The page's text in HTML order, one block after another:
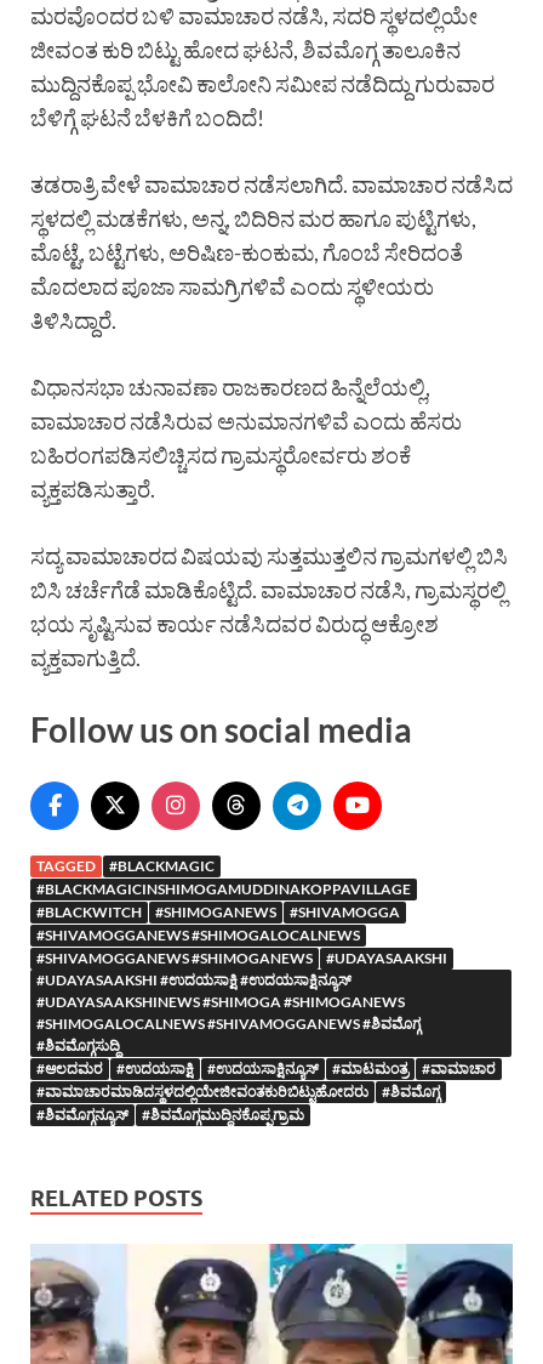
ಮರವೊಂದರ ಬಳಿ ವಾಮಾಚಾರ ನಡೆಸಿ, ಸದರಿ ಸ್ಥಳದಲ್ಲಿಯೇ
ಜೀವಂತ ಕುರಿ ಬಿಟ್ಟು ಹೋದ ಘಟನೆ, ಶಿವಮೊಗ್ಗ ತಾಲೂಕಿನ
ಮುದ್ದಿನಕೊಪ್ಪ ಭೋವಿ ಕಾಲೋನಿ ಸಮೀಪ ನಡೆದಿದ್ದು ಗುರುವಾರ
ಬೆಳಿಗ್ಗೆ ಘಟನೆ ಬೆಳಕಿಗೆ ಬಂದಿದೆ!
ತಡರಾತ್ರಿ ವೇಳೆ ವಾಮಾಚಾರ ನಡೆಸಲಾಗಿದೆ. ವಾಮಾಚಾರ ನಡೆಸಿದ
ಸ್ಥಳದಲ್ಲಿ ಮಡಕೆಗಳು, ಅನ್ನ, ಬಿದಿರಿನ ಮರ ಹಾಗೂ ಪುಟ್ಟಿಗಳು,
ಮೊಟ್ಟೆ, ಬಟ್ಟೆಗಳು, ಅರಿಷಿಣ-ಕುಂಕುಮ, ಗೊಂಬೆ ಸೇರಿದಂತೆ
ಮೊದಲಾದ ಪೂಜಾ ಸಾಮಗ್ರಿಗಳಿವೆ ಎಂದು ಸ್ಥಳೀಯರು
ತಿಳಿಸಿದ್ದಾರೆ.
ವಿಧಾನಸಭಾ ಚುನಾವಣಾ ರಾಜಕಾರಣದ ಹಿನ್ನೆಲೆಯಲ್ಲಿ,
ವಾಮಾಚಾರ ನಡೆಸಿರುವ ಅನುಮಾನಗಳಿವೆ ಎಂದು ಹೆಸರು
ಬಹಿರಂಗಪಡಿಸಲಿಚ್ಚಿಸದ ಗ್ರಾಮಸ್ಥರೋರ್ವರು ಶಂಕೆ
ವ್ಯಕ್ತಪಡಿಸುತ್ತಾರೆ.
ಸದ್ಯ ವಾಮಾಚಾರದ ವಿಷಯವು ಸುತ್ತಮುತ್ತಲಿನ ಗ್ರಾಮಗಳಲ್ಲಿ ಬಿಸಿ
ಬಿಸಿ ಚರ್ಚೆಗೆಡೆ ಮಾಡಿಕೊಟ್ಟಿದೆ. ವಾಮಾಚಾರ ನಡೆಸಿ, ಗ್ರಾಮಸ್ಥರಲ್ಲಿ
ಭಯ ಸೃಷ್ಟಿಸುವ ಕಾರ್ಯ ನಡೆಸಿದವರ ವಿರುದ್ಧ ಆಕ್ರೋಶ
ವ್ಯಕ್ತವಾಗುತ್ತಿದೆ.
Follow us on social media
TAGGED
#BLACKMAGIC
#BLACKMAGICINSHIMOGAMUDDINAKOPPAVILLAGE
#BLACKWITCH
#SHIMOGANEWS
#SHIVAMOGGA
#SHIVAMOGGANEWS #SHIMOGALOCALNEWS
#SHIVAMOGGANEWS #SHIMOGANEWS
#UDAYASAAKSHI
#UDAYASAAKSHI #ಉದಯಸಾಕ್ಷಿ #ಉದಯಸಾಕ್ಷಿನ್ಯೂಸ್
#UDAYASAAKSHINEWS #SHIMOGA #SHIMOGANEWS
#SHIMOGALOCALNEWS #SHIVAMOGGANEWS #ಶಿವಮೊಗ್ಗ
#ಶಿವಮೊಗ್ಗಸುದ್ದಿ
#ಆಲದಮರ
#ಉದಯಸಾಕ್ಷಿ #ಉದಯಸಾಕ್ಷಿನ್ಯೂಸ್ #ಮಾಟಮಂತ್ರ
#ವಾಮಾಚಾರ
#ವಾಮಾಚಾರಮಾಡಿದಸ್ಥಳದಲ್ಲಿಯೇಜೀವಂತಕುರಿಬಿಟ್ಟುಹೋದರು
#ಶಿವಮೊಗ್ಗ
#ಶಿವಮೊಗ್ಗನ್ಯೂಸ್
#ಶಿವಮೊಗ್ಗಮುದ್ದಿನಕೊಪ್ಪಗ್ರಾಮ
RELATED POSTS